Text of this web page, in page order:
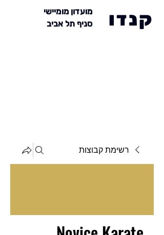
מועדון מומיישי
סניף תל אביב
קנדו
רשימת קבוצות